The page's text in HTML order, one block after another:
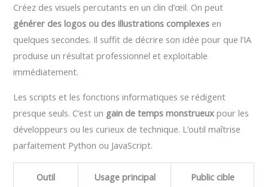
Créez des visuels percutants en un clin d’œil. On peut
générer des logos ou des illustrations complexes en
quelques secondes. Il suffit de décrire son idée pour que l’IA
produise un résultat professionnel et exploitable
immédiatement.
Les scripts et les fonctions informatiques se rédigent
presque seuls. C’est un gain de temps monstrueux pour les
développeurs ou les curieux de technique. L’outil maîtrise
parfaitement Python ou JavaScript.
Outil Usage principal Public cible